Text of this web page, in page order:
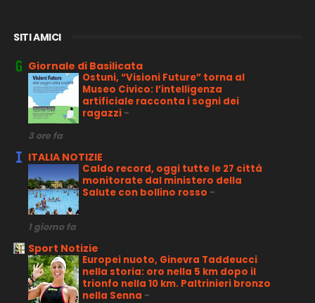
SITI AMICI
Giornale di Basilicata
Ostuni, “Visioni Future” torna al
Museo Civico: l’intelligenza
artificiale racconta i sogni dei
ragazzi -
3 ore fa
ITALIA NOTIZIE
Caldo record, oggi tutte le 27 città
monitorate dal ministero della
Salute con bollino rosso -
1 giorno fa
Sport Notizie
Europei nuoto, Ginevra Taddeucci
nella storia: oro nella 5 km dopo il
trionfo nella 10 km. Paltrinieri bronzo
nella Senna -